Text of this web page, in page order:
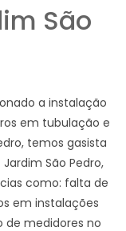
São
a instalação
em tubulação e
temos gasista
São Pedro,
como: falta de
em instalações
de medidores no